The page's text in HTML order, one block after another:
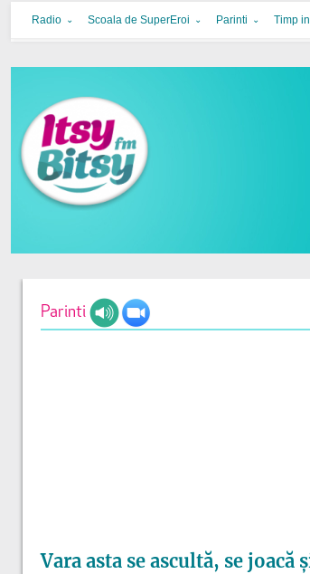
Itsy Bitsy
bucurie in familie
Radio Scoala de SuperEroi Parinti Timp
Parinti
Vara asta se ascultă, se joacă